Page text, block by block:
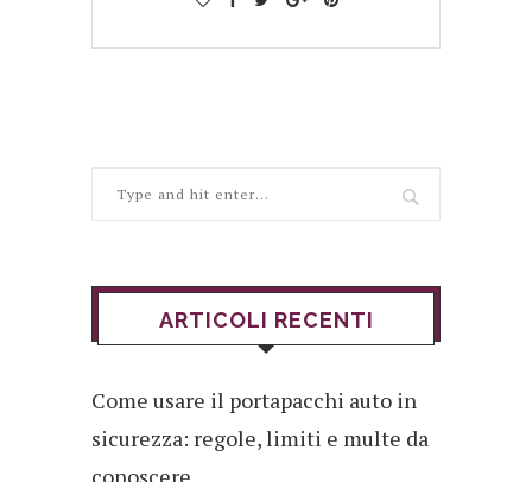
ARTICOLI RECENTI
Come usare il portapacchi auto in
sicurezza: regole, limiti e multe da